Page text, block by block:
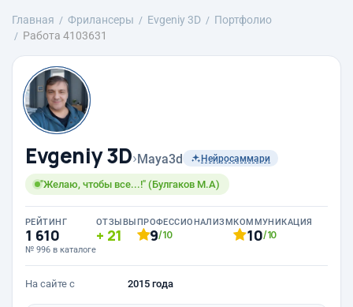
Главная Фрилансеры Evgeniy 3D
Портфолио
Работа 4103631
Evgeniy 3D›Maya3d Нейросаммари
"Желаю, чтобы все...!" (Булгаков М.А)
РЕЙТИНГ
1 610
№ 996 в каталоге
ОТЗЫВЫ
21
ПРОФЕССИОНАЛИЗМ
9/10
КОММУНИКАЦИЯ
10/10
На сайте с 2015 года